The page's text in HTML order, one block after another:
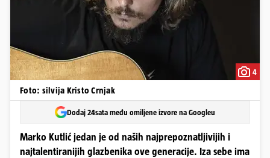
4
Foto: silvija Kristo Crnjak
Dodaj 24sata među omiljene izvore na Googleu
Marko Kutlić jedan je od naših najprepoznatljivijih i
najtalentiranijih glazbenika ove generacije. Iza sebe ima